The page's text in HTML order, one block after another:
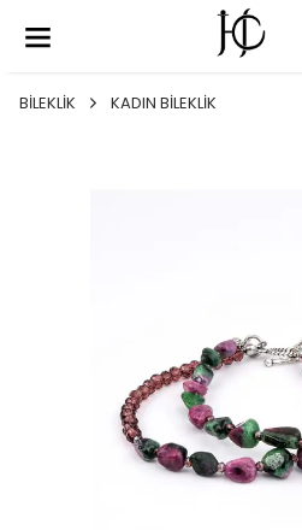
BİLEKLİK KADIN BİLEKLİK